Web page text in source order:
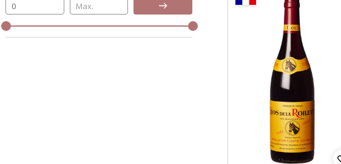
Bijwerken